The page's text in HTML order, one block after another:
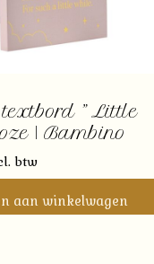
” Little
| Bambino
btw
aan winkelwagen